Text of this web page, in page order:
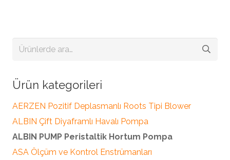
Ara:
Ürün kategorileri
AERZEN Pozitif Deplasmanlı Roots Tipi Blower
ALBIN Çift Diyaframlı Havalı Pompa
ALBIN PUMP Peristaltik Hortum Pompa
ASA Ölçüm ve Kontrol Enstrümanları